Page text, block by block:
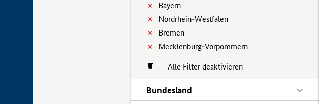
Bayern
Nordrhein-Westfalen
Bremen
Mecklenburg-Vorpommern
Alle Filter deaktivieren
Bundesland